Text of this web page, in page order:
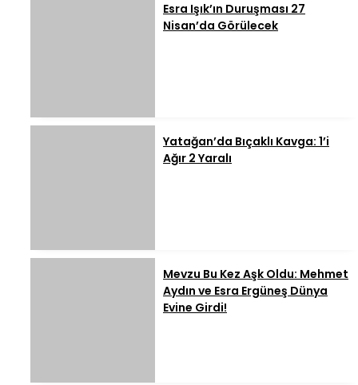
Esra Işık’ın Duruşması 27
Nisan’da Görülecek
Yatağan’da Bıçaklı Kavga: 1’i
Ağır 2 Yaralı
Mevzu Bu Kez Aşk Oldu: Mehmet
Aydın ve Esra Ergüneş Dünya
Evine Girdi!